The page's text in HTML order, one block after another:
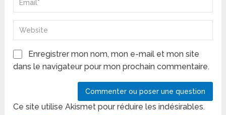
Enregistrer mon nom, mon e-mail et mon site
dans le navigateur pour mon prochain commentaire.
Ce site utilise Akismet pour réduire les indésirables.